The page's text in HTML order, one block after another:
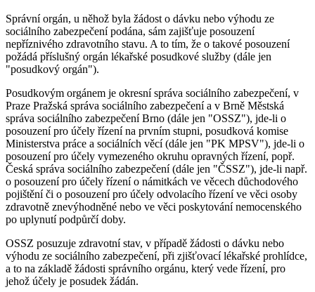
Správní orgán, u něhož byla žádost o dávku nebo výhodu ze
sociálního zabezpečení podána, sám zajišťuje posouzení
nepříznivého zdravotního stavu. A to tím, že o takové posouzení
požádá příslušný orgán lékařské posudkové služby (dále jen
"posudkový orgán").
Posudkovým orgánem je okresní správa sociálního zabezpečení, v
Praze Pražská správa sociálního zabezpečení a v Brně Městská
správa sociálního zabezpečení Brno (dále jen "OSSZ"), jde-li o
posouzení pro účely řízení na prvním stupni, posudková komise
Ministerstva práce a sociálních věcí (dále jen "PK MPSV"), jde-li o
posouzení pro účely vymezeného okruhu opravných řízení, popř.
Česká správa sociálního zabezpečení (dále jen "ČSSZ"), jde-li např.
o posouzení pro účely řízení o námitkách ve věcech důchodového
pojištění či o posouzení pro účely odvolacího řízení ve věci osoby
zdravotně znevýhodněné nebo ve věci poskytování nemocenského
po uplynutí podpůrčí doby.
OSSZ posuzuje zdravotní stav, v případě žádosti o dávku nebo
výhodu ze sociálního zabezpečení, při zjišťovací lékařské prohlídce,
a to na základě žádosti správního orgánu, který vede řízení, pro
jehož účely je posudek žádán.